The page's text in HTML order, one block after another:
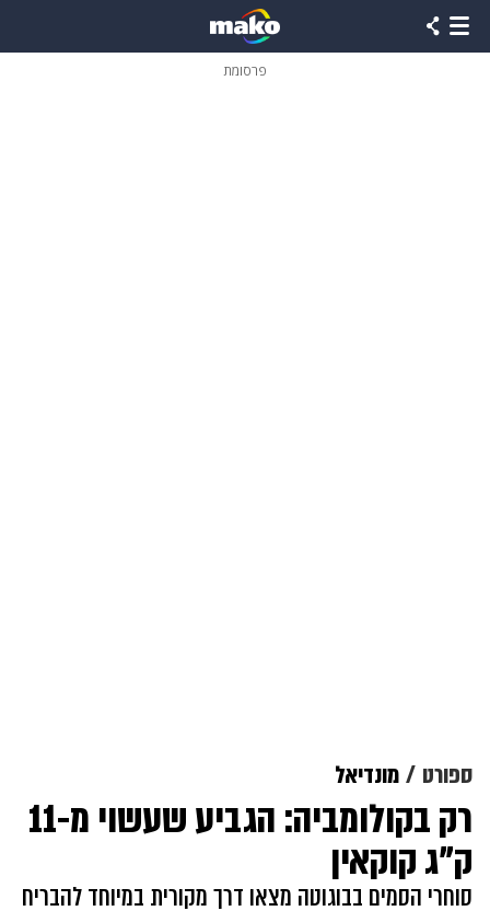
פרסומת
ספורט מונדיאל
רק בקולומביה: הגביע שעשוי מ-11
ק"ג קוקאין
סוחרי הסמים בבוגוטה מצאו דרך מקורית במיוחד להבריח